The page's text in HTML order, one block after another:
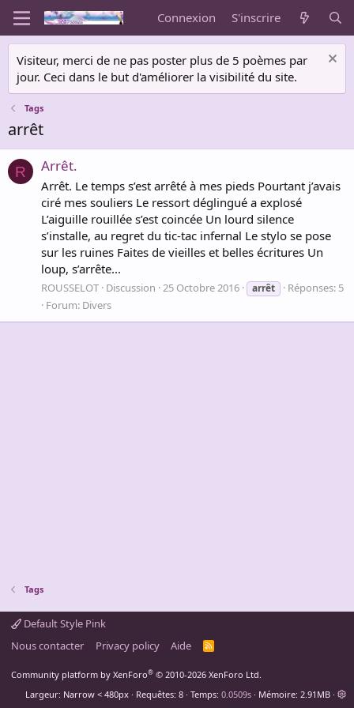
Connexion S'inscrire
Visiteur, merci de ne pas poster plus de 5 poèmes par
jour. Ceci dans le but d'améliorer la visibilité du site.
Tags
arrêt
R Arrêt.
Arrêt. Le temps s’est arrêté à mes pieds Pourtant j’avais
ciré mes souliers Le ressort déglingué a explosé
L’aiguille rouillée s’est coincée Un lourd silence
s’installe, au regret du tic-tac infernal Le stylo se pose
sur les ruines Faites de vieilles et belles écritures Un
loup, s’arrête...
ROUSSELOT Discussion 25 Octobre 2016 arrêt
Réponses: 5
Forum: Divers
Tags
Default Style Pink
Nous contacter
Privacy policy Aide
R
Community platform by XenForo® © 2010-2026 XenForo Ltd.
Largeur
Requêtes 8 Temps 0.0509s Mémoire 2.91MB